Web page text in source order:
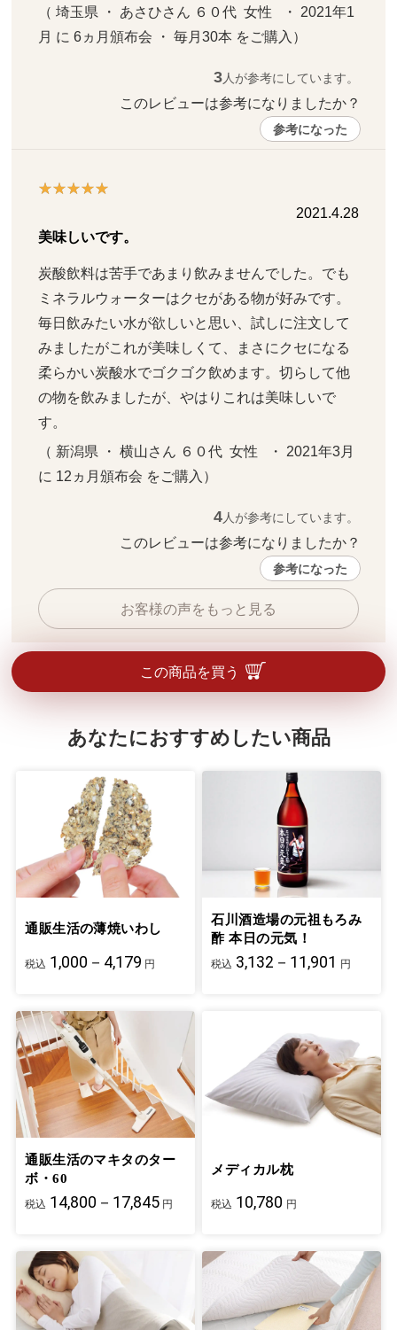
（ 埼玉県 ・ あさひさん ６０代  女性   ・ 2021年1
月 に 6ヵ月頒布会 ・ 毎月30本 をご購入）
3人が参考にしています。
このレビューは参考になりましたか？
参考になった
2021.4.28
美味しいです。
炭酸飲料は苦手であまり飲みませんでした。でも
ミネラルウォーターはクセがある物が好みです。
毎日飲みたい水が欲しいと思い、試しに注文して
みましたがこれが美味しくて、まさにクセになる
柔らかい炭酸水でゴクゴク飲めます。切らして他
の物を飲みましたが、やはりこれは美味しいで
す。
（ 新潟県 ・ 横山さん ６０代  女性   ・ 2021年3月
に 12ヵ月頒布会 をご購入）
4人が参考にしています。
このレビューは参考になりましたか？
参考になった
お客様の声をもっと見る
この商品を買う
あなたにおすすめしたい商品
通販生活の薄焼いわし
税込 1,000－4,179 円
石川酒造場の元祖もろみ
酢 本日の元気！
税込 3,132－11,901 円
通販生活のマキタのター
ボ・60
税込 14,800－17,845 円
メディカル枕
税込 10,780 円